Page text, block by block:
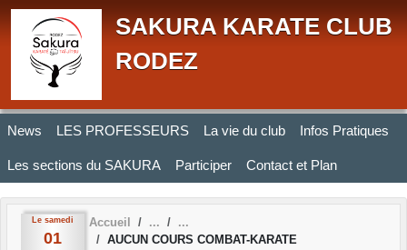
SAKURA KARATE CLUB
RODEZ
News LES PROFESSEURS La vie du club Infos Pratiques
Les sections du SAKURA Participer Contact et Plan
Le samedi
01
Accueil
AUCUN COURS COMBAT-KARATE
Panneau de gestion des cookies